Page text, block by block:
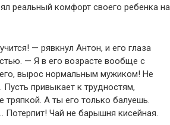
реальный комфорт своего ребенка на
— рявкнул Антон, и его глаза
— Я в его возрасте вообще с
вырос нормальным мужиком! Не
Пусть привыкает к трудностям,
тряпкой. А ты его только балуешь.
Потерпит! Чай не барышня кисейная.